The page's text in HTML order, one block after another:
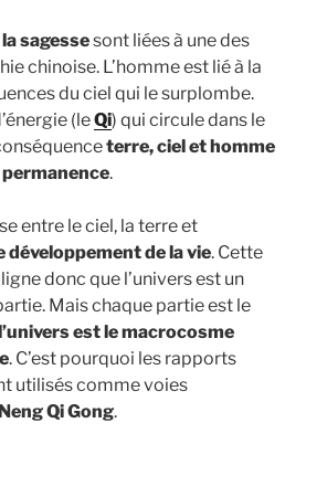
sagessesont liées à une des
chinoise. L’homme est lié à la
du ciel qui le surplombe.
(leQi) qui circule dans le
terre, ciel et homme
.
entre le ciel, la terre et
développement de la vie. Cette
donc que l’univers est un
Mais chaque partie est le
l’univers est le macrocosme
. C’est pourquoi les rapports
utilisés comme voies
Qi Gong.